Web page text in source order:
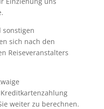
sonstigen
sich nach den
Reiseveranstalters
weiter zu berechnen.